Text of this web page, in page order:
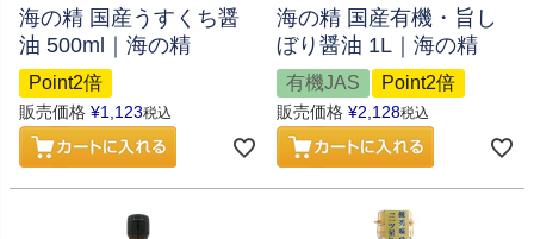
海の精 国産うすくち醤
油 500ml｜海の精
Point2倍
販売価格 ¥1,123税込
海の精 国産有機・旨し
ぼり醤油 1L｜海の精
有機JAS Point2倍
販売価格 ¥2,128税込